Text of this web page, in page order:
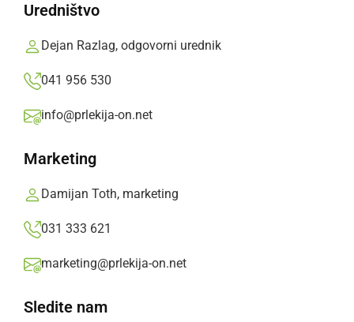
Uredništvo
Dejan Razlag, odgovorni urednik
041 956 530
info@prlekija-on.net
Marketing
Damijan Toth, marketing
031 333 621
marketing@prlekija-on.net
Sledite nam
DRUŽABNO
Na vaški tržnici tudi izbor naj-špricarja
Popularne rubrike novic
Družabno
Črna kronika